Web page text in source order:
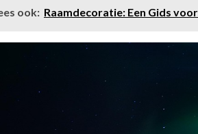
ook: Raamdecoratie: Een Gids